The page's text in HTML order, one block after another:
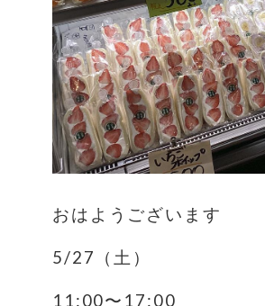
おはようございます
5/27（土）
11:00〜17:00